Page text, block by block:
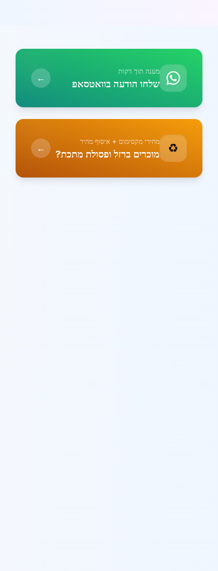
מענה תוך דקות
שלחו הודעה בוואטסאפ ←
♻️ מחירי מקסימום + איסוף מהיר
מוכרים ברזל ופסולת מתכת? ←